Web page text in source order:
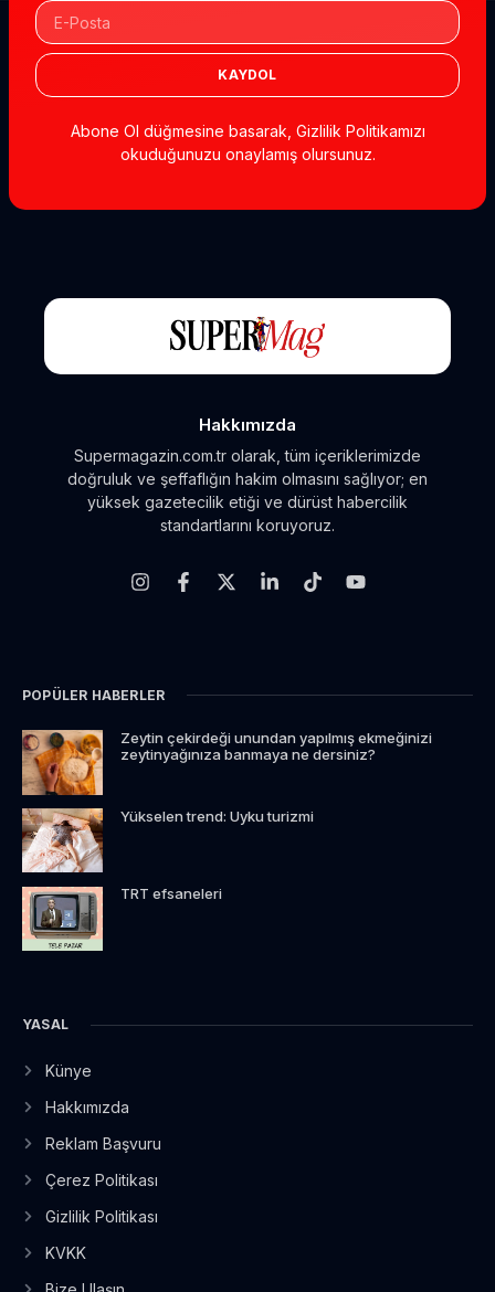
KAYDOL
Abone Ol düğmesine basarak, Gizlilik Politikamızı
okuduğunuzu onaylamış olursunuz.
Hakkımızda
Supermagazin.com.tr olarak, tüm içeriklerimizde
doğruluk ve şeffaflığın hakim olmasını sağlıyor; en
yüksek gazetecilik etiği ve dürüst habercilik
standartlarını koruyoruz.
POPÜLER HABERLER
Zeytin çekirdeği unundan yapılmış ekmeğinizi
zeytinyağınıza banmaya ne dersiniz?
Yükselen trend: Uyku turizmi
TRT efsaneleri
YASAL
Künye
Hakkımızda
Reklam Başvuru
Çerez Politikası
Gizlilik Politikası
KVKK